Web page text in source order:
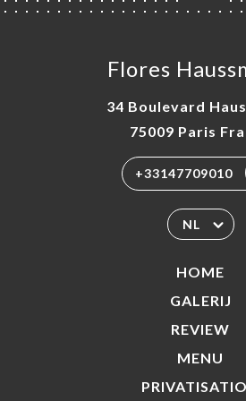
Flores
34 Boulevard
75009 Paris
+33147709010
NL
HOME
GALERIJ
REVIEW
MENU